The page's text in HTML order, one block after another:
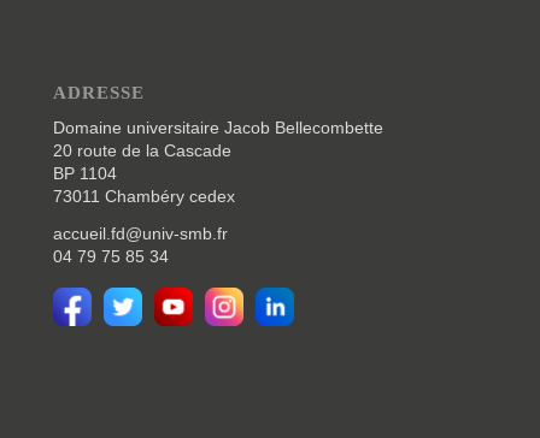
ADRESSE
Domaine universitaire Jacob Bellecombette
20 route de la Cascade
BP 1104
73011 Chambéry cedex
accueil.fd@univ-smb.fr
04 79 75 85 34